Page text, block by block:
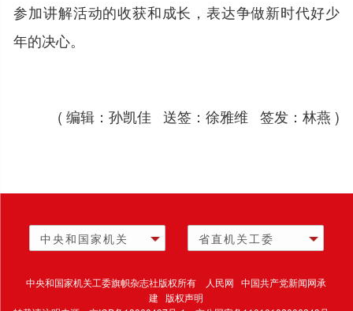
参加讲解活动的收获和成长，表达争做新时代好少
年的决心。
( 编辑：孙凯佳 送签：徐雅维 签发：林燕 )
中央和国家机关 省直机关工委
中央和国家机关工委旗帜杂志社版权所有 人民网 中国共产党新闻网承
建 版权声明